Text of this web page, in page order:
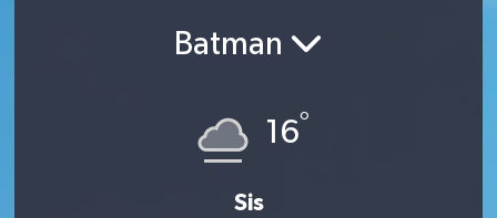
Batman
16°
Sis